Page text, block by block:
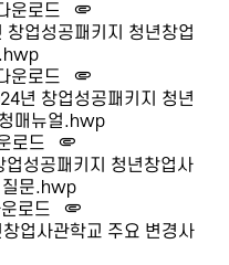
운로드
업성공패키지 청년창업
운로드
년 창업성공패키지 청년
매뉴얼.hwp
로드
성공패키지 청년창업사
질문.hwp
로드
업사관학교 주요 변경사